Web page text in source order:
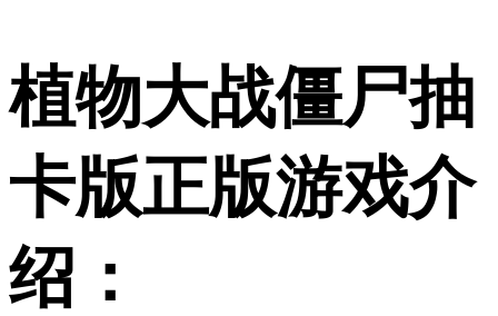
植物大战僵尸抽
卡版正版游戏介
绍：